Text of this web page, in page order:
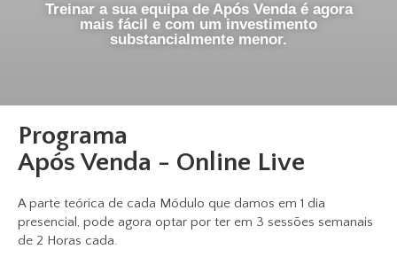
Treinar a sua equipa de Após Venda é agora
mais fácil e com um investimento
substancialmente menor.
Programa
Após Venda - Online Live
A parte teórica de cada Módulo que damos em 1 dia
presencial, pode agora optar por ter em 3 sessões semanais
de 2 Horas cada.